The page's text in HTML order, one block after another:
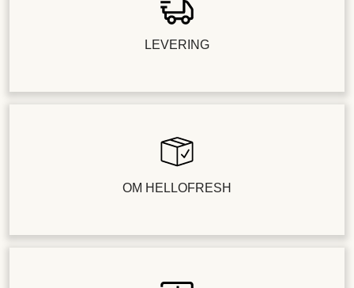
LEVERING
OM HELLOFRESH